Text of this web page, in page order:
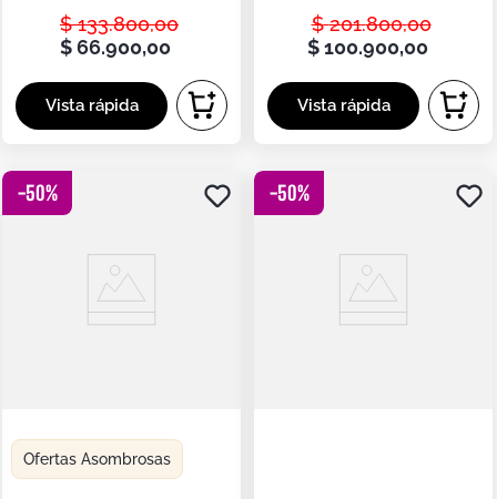
$ 133.800,00
$66.900,00
$ 201.800,00
$ 100.900,00
-50%
Ofertas Asombrosas
-50%